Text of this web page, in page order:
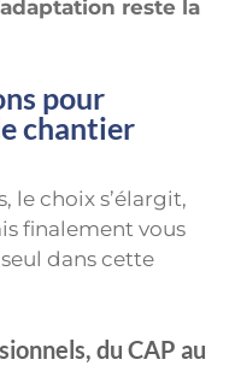
reste la
pour
chantier
le choix s’élargit,
finalement vous
dans cette
du CAP au